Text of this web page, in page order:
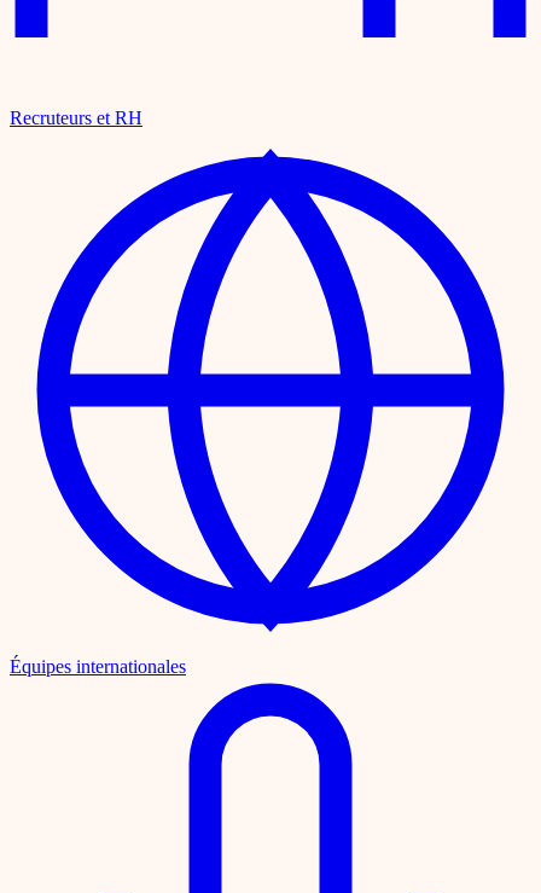
Recruteurs et RH
Équipes internationales